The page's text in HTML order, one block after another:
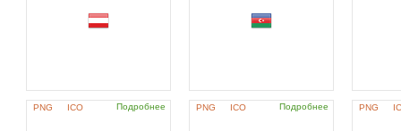
PNG ICO Подробнее PNG ICO Подробнее PNG